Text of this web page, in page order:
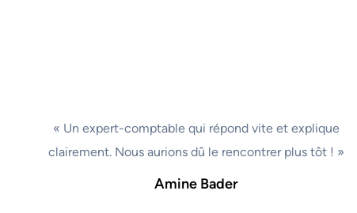
« Un expert-comptable qui répond vite et explique
clairement. Nous aurions dû le rencontrer plus tôt ! »
Amine Bader